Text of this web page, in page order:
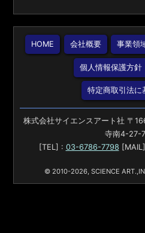
HOME 会社概要 事業領
個人情報保護方針
特定商取引法に
株式会社サイエンスアート社 〒
寺南4-27-
[TEL] : 03-6786-7798
© 2010-2026, SCIENCE